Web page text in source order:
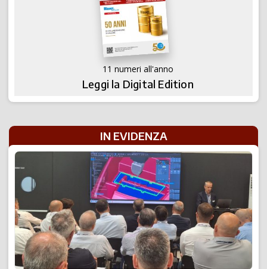
11 numeri all'anno
Leggi la Digital Edition
IN EVIDENZA